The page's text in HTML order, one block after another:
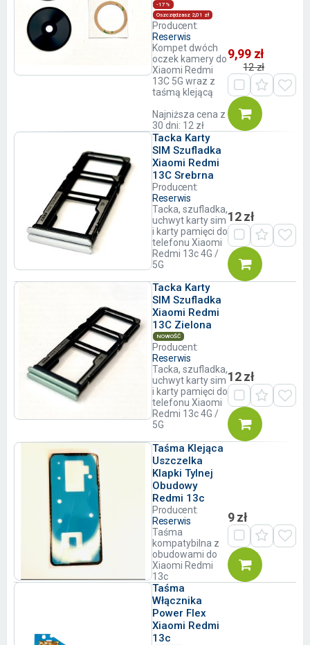
-17%
Oszczędzasz 2,01 zł
Producent:
Reserwis
Kompet dwóch
oczek kamery do
Xiaomi Redmi
13C 5G wraz z
taśmą klejącą
Najniższa cena z
30 dni: 12 zł
9,99 zł
12 zł
Tacka Karty
SIM Szufladka
Xiaomi Redmi
13C Srebrna
Producent:
Reserwis
Tacka, szufladka,
uchwyt karty sim
i karty pamięci do
telefonu Xiaomi
Redmi 13c 4G /
5G
12 zł
Tacka Karty
SIM Szufladka
Xiaomi Redmi
13C Zielona
NOWOŚĆ
Producent:
Reserwis
Tacka, szufladka,
uchwyt karty sim
i karty pamięci do
telefonu Xiaomi
Redmi 13c 4G /
5G
12 zł
Taśma Klejąca
Uszczelka
Klapki Tylnej
Obudowy
Redmi 13c
Producent:
Reserwis
Taśma
kompatybilna z
obudowami do
Xiaomi Redmi
13c
9 zł
Taśma
Włącznika
Power Flex
Xiaomi Redmi
13c